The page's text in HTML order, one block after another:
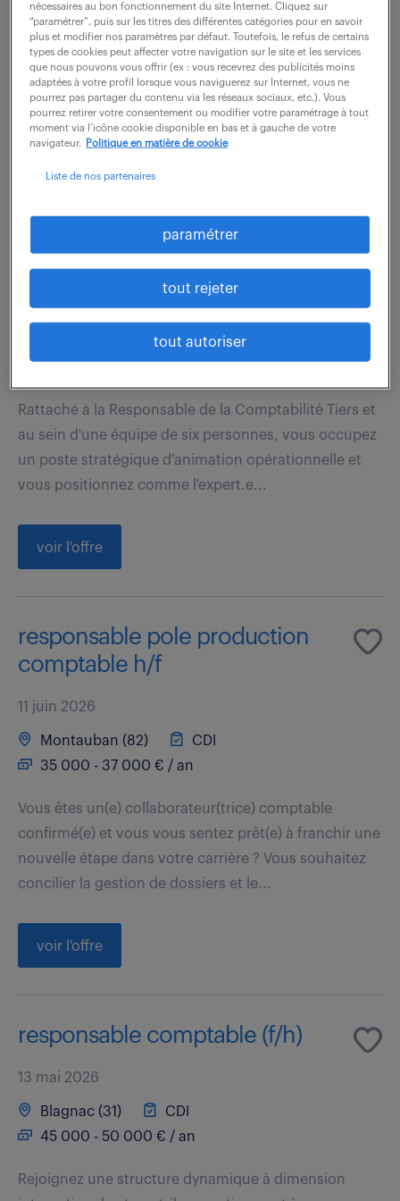
Vos missions : Au cœur du fonctionnement
opérationnel de l'entreprise, vous garantissez la
fiabilité des comptes et la bonne tenue des flux
financiers. Vous assurez la tenue comptable, la...
voir l'offre
adjoint responsable comptable
(f/h)
27 juillet 2026
CDI
Rattaché à la Responsable de la Comptabilité Tiers et
au sein d'une équipe de six personnes, vous occupez
un poste stratégique d'animation opérationnelle et
vous positionnez comme l'expert.e...
voir l'offre
responsable pole production
comptable h/f
11 juin 2026
Montauban (82)
CDI
35 000 - 37 000 € / an
Vous êtes un(e) collaborateur(trice) comptable
confirmé(e) et vous vous sentez prêt(e) à franchir une
nouvelle étape dans votre carrière ? Vous souhaitez
concilier la gestion de dossiers et le...
voir l'offre
responsable comptable (f/h)
13 mai 2026
Blagnac (31)
CDI
45 000 - 50 000 € / an
Rejoignez une structure dynamique à dimension
nécessaires au bon fonctionnement du site Internet. Cliquez sur
“paramétrer”, puis sur les titres des différentes catégories pour en savoir
plus et modifier nos paramètres par défaut. Toutefois, le refus de certains
types de cookies peut affecter votre navigation sur le site et les services
que nous pouvons vous offrir (ex : vous recevrez des publicités moins
adaptées à votre profil lorsque vous naviguerez sur Internet, vous ne
pourrez pas partager du contenu via les réseaux sociaux, etc.). Vous
pourrez retirer votre consentement ou modifier votre paramétrage à tout
moment via l’icône cookie disponible en bas et à gauche de votre
navigateur.
Politique en matière de cookie
Liste de nos partenaires
paramétrer
tout rejeter
tout autoriser